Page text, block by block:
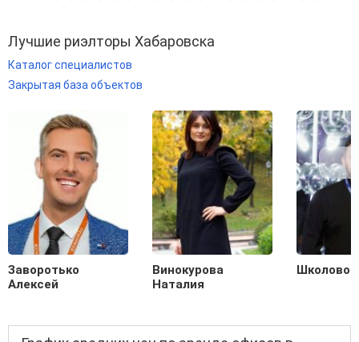
Лучшие риэлторы Хабаровска
Каталог специалистов
Закрытая база объектов
Заворотько
Алексей
Винокурова
Наталия